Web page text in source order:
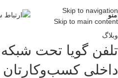
Skip to navigation
Skip to main content
منو
وبلاگ
تلفن گویا تحت شبکه:
داخلی کسب‌وکارتان